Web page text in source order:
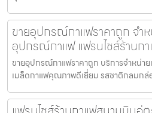
ขายอุปกรณ์กาแฟราคาถูก จำ
อุปกรณ์กาแฟ แฟรนไชส์ร้านก
ขายอุปกรณ์กาแฟราคาถูก บริการจำหน่า
เมล็ดกาแฟคุณภาพดีเยี่ยม รสชาติกลมกล่